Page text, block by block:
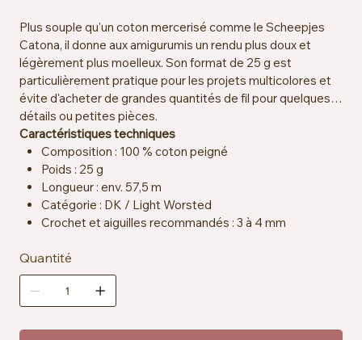
Plus souple qu'un coton mercerisé comme le Scheepjes
Catona, il donne aux amigurumis un rendu plus doux et
légèrement plus moelleux. Son format de 25 g est
particulièrement pratique pour les projets multicolores et
évite d'acheter de grandes quantités de fil pour quelques
détails ou petites pièces.
Caractéristiques techniques
Composition : 100 % coton peigné
Poids : 25 g
Longueur : env. 57,5 m
Catégorie : DK / Light Worsted
Crochet et aiguilles recommandés : 3 à 4 mm
Certification : OEKO-TEX® Standard 100
Particularités : vegan, résistant à la salive
Entretien : lavable en machine à 30 °C
Quantité